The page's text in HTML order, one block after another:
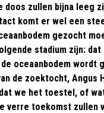
doos zullen bijna leeg
komt er wel een
gezocht
stadium zijn: dat
oceaanbodem wordt
de zoektocht, Angus
we het toestel, of
verre toekomst zullen